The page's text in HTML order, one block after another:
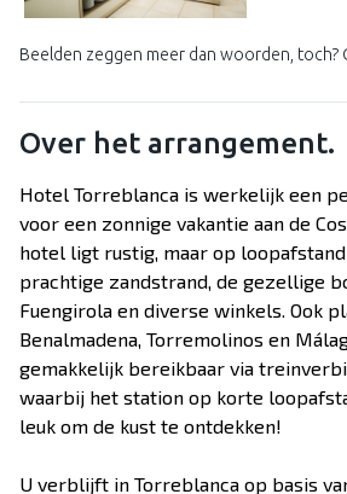
Beelden zeggen meer dan woorden, toch?
Over het arrangement.
Hotel Torreblanca is werkelijk een
voor een zonnige vakantie aan de
hotel ligt rustig, maar op
prachtige zandstrand, de gezellige
Fuengirola en diverse winkels. Ook
Benalmadena, Torremolinos en
gemakkelijk bereikbaar via
waarbij het station op korte
leuk om de kust te ontdekken!
U verblijft in Torreblanca op basis